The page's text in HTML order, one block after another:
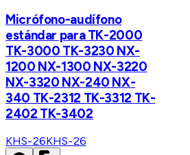
Micrófono-audífono
estándar para TK-2000
TK-3000 TK-3230 NX-
1200 NX-1300 NX-3220
NX-3320 NX-240 NX-
340 TK-2312 TK-3312 TK-
2402 TK-3402
KHS-26KHS-26